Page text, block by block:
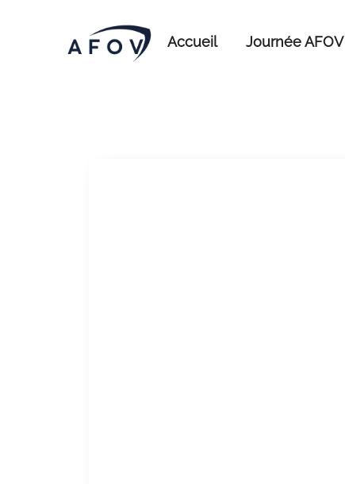
Accueil Journée AFOV